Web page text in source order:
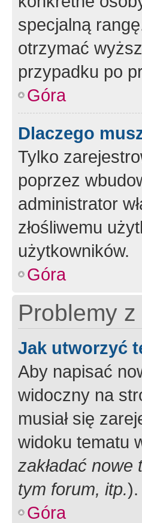
specjalną
otrzymać
przypadku po
Góra
Dlaczego
Tylko
poprzez
administrator
złośliwemu
użytkowników.
Góra
Problemy
Jak utworzyć
Aby napisać
widoczny na
musiał się
widoku tematu
zakładać
tym forum, itp.).
Góra